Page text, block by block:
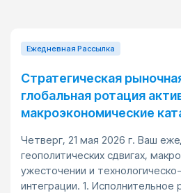
Ежедневная Pассылка
Стратегическая
глобальная ротация
макроэкономические
Четверг, 21 мая 2026 г. Ваш
геополитических сдвигах,
ужесточении и
интеграции. 1.